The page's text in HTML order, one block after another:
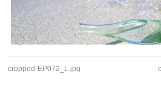
cropped-EP072_L.jpg